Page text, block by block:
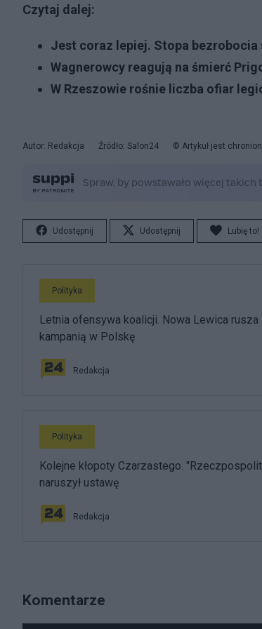
Czytaj dalej:
Jest coraz lepiej. Stopa bezrobocia
Wagnerowcy reagują na śmierć
W Rzeszowie rośnie liczba ofiar
Autor: Redakcja Źródło: Salon24 © Artykuł jest
Udostępnij Udostępnij Lubię to!
Polityka
Letnia ofensywa koalicji. Nowa Lewica rusza
kampanią w Polskę
Redakcja
Polityka
Kolejne kłopoty Czarzastego.
naruszył ustawę
Redakcja
Komentarze